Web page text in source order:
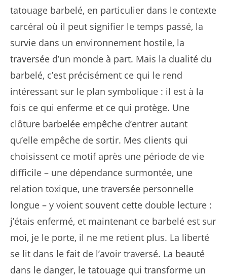
tatouage barbelé, en particulier dans le contexte
carcéral où il peut signifier le temps passé, la
survie dans un environnement hostile, la
traversée d’un monde à part. Mais la dualité du
barbelé, c’est précisément ce qui le rend
intéressant sur le plan symbolique : il est à la
fois ce qui enferme et ce qui protège. Une
clôture barbelée empêche d’entrer autant
qu’elle empêche de sortir. Mes clients qui
choisissent ce motif après une période de vie
difficile – une dépendance surmontée, une
relation toxique, une traversée personnelle
longue – y voient souvent cette double lecture :
j’étais enfermé, et maintenant ce barbelé est sur
moi, je le porte, il ne me retient plus. La liberté
se lit dans le fait de l’avoir traversé. La beauté
dans le danger, le tatouage qui transforme un